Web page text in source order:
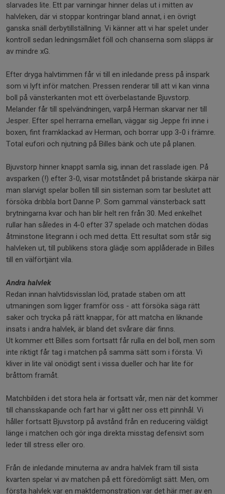
slarvades lite. Ett par varningar hinner delas ut i mitten av
halvleken, där vi stoppar kontringar bland annat, i en övrigt
ganska snäll derbytillställning. Vi känner att vi har spelet under
kontroll sedan ledningsmålet föll och chanserna som släpps är
av mindre xG.
Efter dryga halvtimmen får vi till en inledande press på inspark
som vi lyft inför matchen. Pressen renderar till att vi kan vinna
boll på vänsterkanten mot ett överbelastande Bjuvstorp.
Melander får till spelvändningen, varpå Herman skarvar ner till
Jesper. Efter spel herrarna emellan, väggar sig Jeppe fri inne i
boxen, fint framklackad av Herman, och borrar upp 3-0 i främre.
Total eufori och njutning på Billes bänk och ute på planen.
Bjuvstorp hinner knappt samla sig, innan det rasslade igen. På
avsparken (!) efter 3-0, visar motståndet på bristande skärpa när
man slarvigt spelar bollen till sin sisteman som tar beslutet att
försöka dribbla bort Danne P. Som gammal vänsterback satt
brytningarna kvar och han blir helt ren från 30. Med enkelhet
rullar han således in 4-0 efter 37 spelade och matchen dödas
åtminstone litegrann i och med detta. Ett resultat som står sig
halvleken ut, till publikens stora glädje som applåderade in Billes
till en välförtjänt vila.
Andra halvlek
Redan innan halvtidsvisslan löd, pratade staben om att
utmaningen som ligger framför oss - att försöka säga rätt
saker och trycka på rätt knappar, för att matcha en liknande
insats i andra halvlek, är bland det svårare där finns.
Ut kommer ett Billes som fortsatt får rulla en del boll, men som
inte riktigt får tag i matchen på samma sätt som i första. Vi
kliver in lite väl onödigt sent i vissa dueller och har lite för
bråttom framåt.
Matchbilden i det stora hela är fortsatt vår, men när det kommer
till chansskapande och fart har vi gått ner oss ett pinnhål. Vi
håller fortsatt Bjuvstorp på avstånd från en reducering väldigt
länge i matchen och gör inga direkta misstag defensivt som
leder till stress eller oro.
Från de inledande minuterna av andra halvlek fram till sista
kvarten spelar vi av matchen på ett föredömligt sätt. Men, om
första halvlek var en maktdemonstration var det här mer av en